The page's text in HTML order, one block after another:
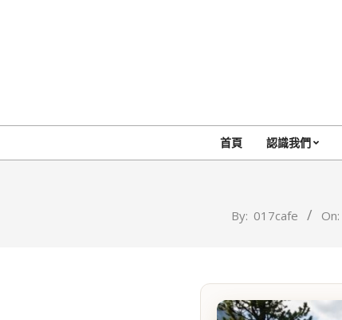
首頁 認識我們
By: 017cafe On: